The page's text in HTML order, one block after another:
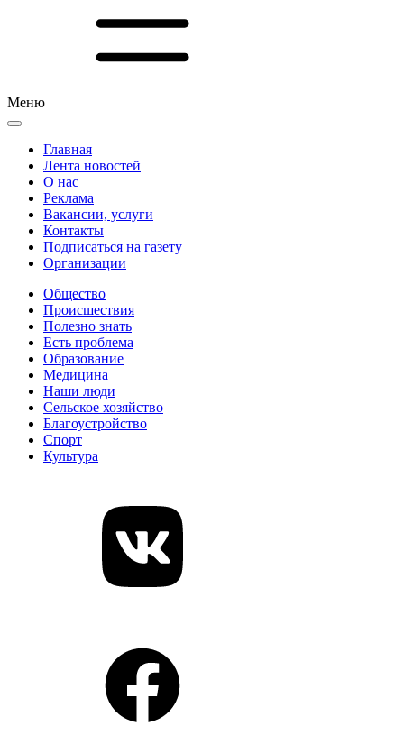
Меню
Главная
Лента новостей
О нас
Реклама
Вакансии, услуги
Контакты
Подписаться на газету
Организации
Общество
Происшествия
Полезно знать
Есть проблема
Образование
Медицина
Наши люди
Сельское хозяйство
Благоустройство
Спорт
Культура